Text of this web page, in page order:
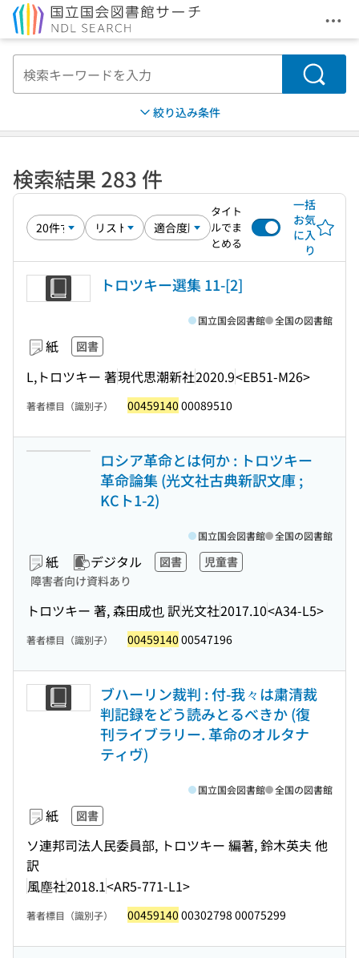
メ
検索
絞り込み条件
検索結果 283 件
タイト
ルでま
とめる
一括
お気
に入
り
トロツキー選集 11-[2]
紙 図書
L,トロツキー 著現代思潮新社2020.9<EB51-M26>
国立国会図書館 全国の図書館
著者標目（識別子） 00459140 00089510
ロシア革命とは何か : トロツキー
革命論集 (光文社古典新訳文庫 ;
KCト1-2)
紙 デジタル 図書
児童書
障害者向け資料あり
トロツキー 著, 森田成也 訳光文社2017.10<A34-L5>
国立国会図書館 全国の図書館
著者標目（識別子） 00459140 00547196
ブハーリン裁判 : 付-我々は粛清裁
判記録をどう読みとるべきか (復
刊ライブラリー. 革命のオルタナ
ティヴ)
紙 図書
ソ連邦司法人民委員部, トロツキー 編著, 鈴木英夫 他
訳
風塵社2018.1<AR5-771-L1>
国立国会図書館 全国の図書館
著者標目（識別子） 00459140 00302798 00075299